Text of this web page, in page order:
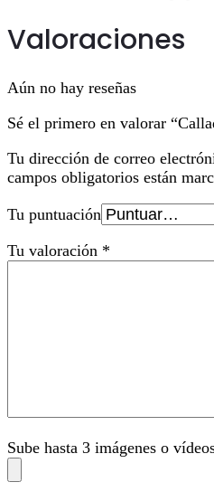
Valoraciones
Aún no hay reseñas
Sé el primero en valorar
Tu dirección de correo
campos obligatorios están
Tu puntuación
Tu valoración *
Sube hasta 3 imágenes o